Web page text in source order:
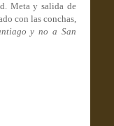
Meta y salida de
con las conchas,
y no a San